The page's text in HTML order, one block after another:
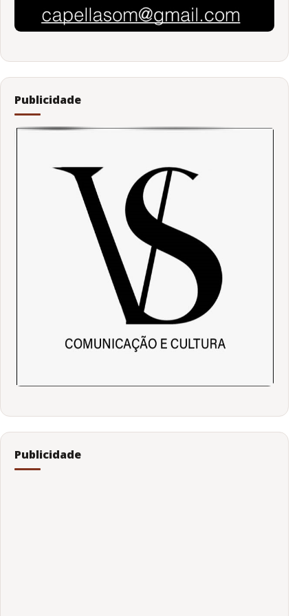
Publicidade
Publicidade